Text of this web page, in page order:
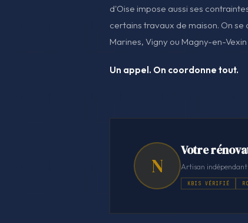
d'Oise impose aussi ses
certains travaux de maison. On
Marines, Vigny ou Magny-en-
Un appel. On coordonne tout.
N
Votre
Artisan
KBIS VÉRIFIÉ